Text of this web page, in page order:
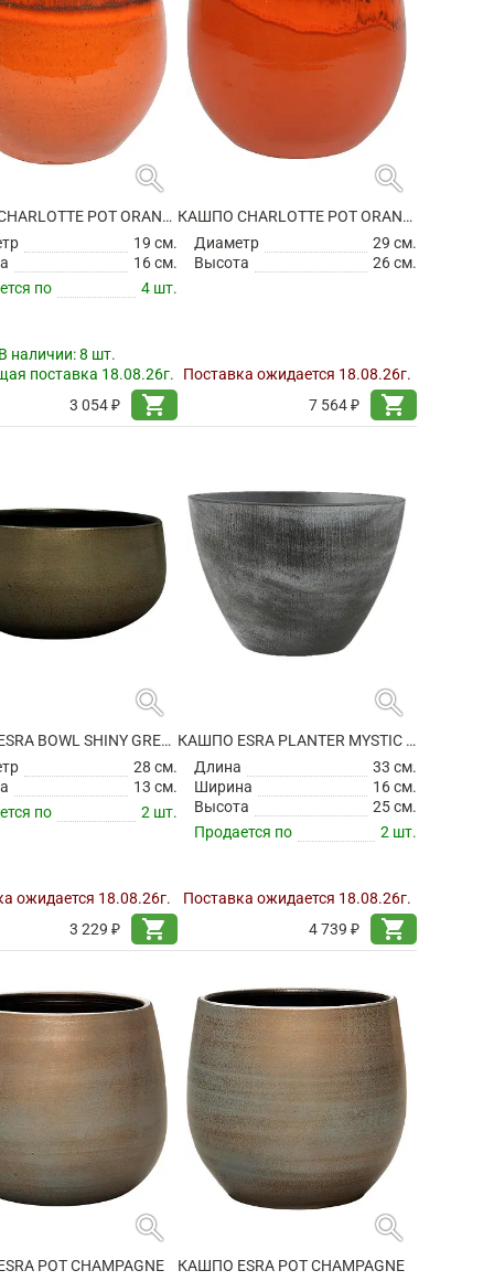
search
КАШПО CHARLOTTE POT ORANGE
19 см.
16 см.
по
4 шт.
наличии:8 шт.
поставка 18.08.26г.
3 054 ₽
shopping_cart
search
КАШПО CHARLOTTE POT ORANGE
Диаметр
29 см.
Высота
26 см.
Поставка ожидается 18.08.26г.
7 564 ₽
shopping_cart
search
КАШПО ESRA BOWL SHINY GREEN
28 см.
13 см.
по
2 шт.
ожидается 18.08.26г.
3 229 ₽
shopping_cart
search
КАШПО ESRA PLANTER MYSTIC GREY
Длина
33 см.
Ширина
16 см.
Высота
25 см.
Продается по
2 шт.
Поставка ожидается 18.08.26г.
4 739 ₽
shopping_cart
search
POT CHAMPAGNE
search
КАШПО ESRA POT CHAMPAGNE